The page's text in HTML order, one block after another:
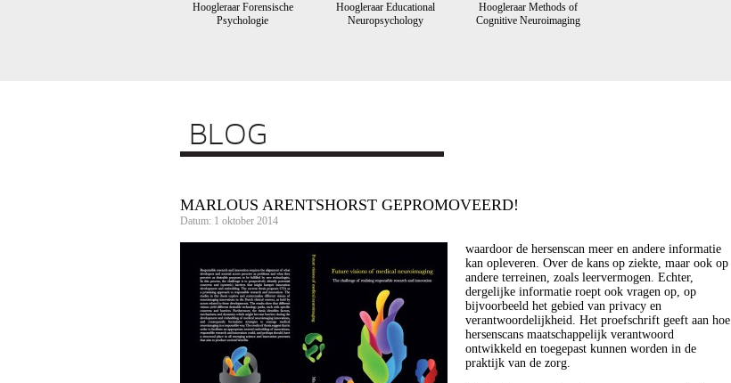
Hoogleraar Forensische
Psychologie
Hoogleraar Educational
Neuropsychology
Hoogleraar Methods of
Cognitive Neuroimaging
BLOG
MARLOUS ARENTSHORST GEPROMOVEERD!
Datum: 1 oktober 2014
waardoor de hersenscan meer en andere informatie
kan opleveren. Over de kans op ziekte, maar ook op
andere terreinen, zoals leervermogen. Echter,
dergelijke informatie roept ook vragen op, op
bijvoorbeeld het gebied van privacy en
verantwoordelijkheid. Het proefschrift geeft aan hoe
hersenscans maatschappelijk verantwoord
ontwikkeld en toegepast kunnen worden in de
praktijk van de zorg.